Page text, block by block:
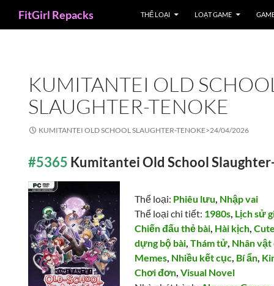
FitGirl Repacks THỂ LOẠI LOẠT GAME
KUMITANTEI OLD
SLAUGHTER-TENOKE
KUMITANTEI OLD SCHOOL SLAUGHTER-TENOKE>24/04/2026
#5365 Kumitantei Old School
Thể loại: Phiêu lưu, Nhập vai
Thể loại chi tiết: 1980s, Lịch sử
Chiến đấu thẻ bài, Hài kịch,
dựng bộ bài,Thám tử, Nhân
Memes, Nhiều kết cục, Bí ẩn,
Chơi đơn,Visual Novel